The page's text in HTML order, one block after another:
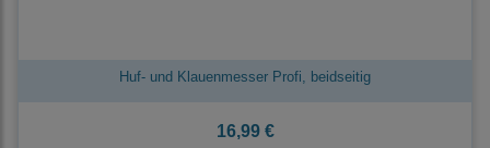
Huf- und Klauenmesser Profi, beidseitig
16,99 €